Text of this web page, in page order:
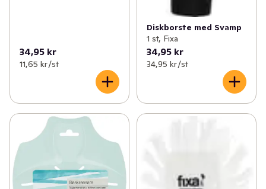
34,95 kr
11,65 kr /st
Diskborste med Svamp
1 st, Fixa
34,95 kr
34,95 kr /st